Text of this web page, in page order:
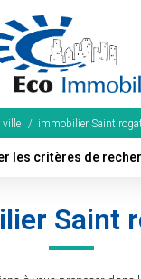
ACHETER
Tous Nos Biens
Fonds De Commerce
ville immobilier Saint
les critères de
Budget
Saint